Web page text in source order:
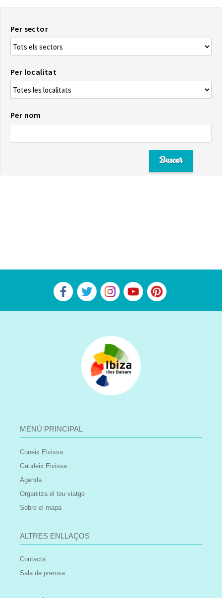
Per sector
Per localitat
Per nom
MENÚ PRINCIPAL
Coneix Eivissa
Gaudeix Eivissa
Agenda
Organitza el teu viatge
Sobre el mapa
ALTRES ENLLAÇOS
Contacta
Sala de premsa